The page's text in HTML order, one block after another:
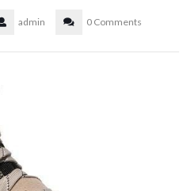
admin 0 Comments